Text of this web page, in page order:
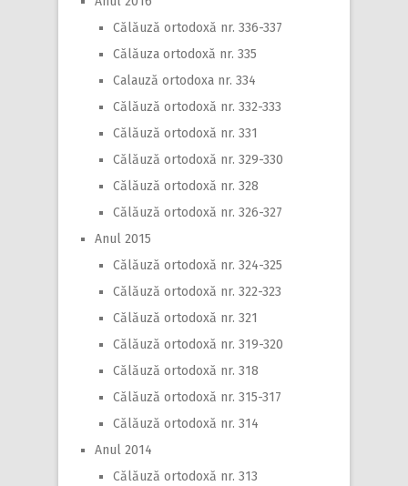
Călăuză ortodoxă nr. 336-337
Călăuza ortodoxă nr. 335
Calauză ortodoxa nr. 334
Călăuză ortodoxă nr. 332-333
Călăuză ortodoxă nr. 331
Călăuză ortodoxă nr. 329-330
Călăuză ortodoxă nr. 328
Călăuză ortodoxă nr. 326-327
Anul 2015
Călăuză ortodoxă nr. 324-325
Călăuză ortodoxă nr. 322-323
Călăuză ortodoxă nr. 321
Călăuză ortodoxă nr. 319-320
Călăuză ortodoxă nr. 318
Călăuză ortodoxă nr. 315-317
Călăuză ortodoxă nr. 314
Anul 2014
Călăuză ortodoxă nr. 313